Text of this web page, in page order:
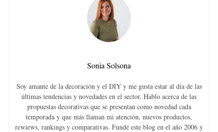
Sonia Solsona
Soy amante de la decoración y el DIY y me gusta estar al día de las
últimas tendencias y novedades en el sector. Hablo acerca de las
propuestas decorativas que se presentan como novedad cada
temporada y que más llaman mi atención, nuevos productos,
rewiews, rankings y comparativas. Fundé este blog en el año 2006 y